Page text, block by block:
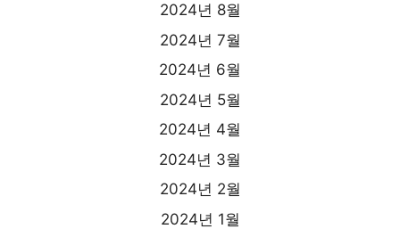
2024년 8월
2024년 7월
2024년 6월
2024년 5월
2024년 4월
2024년 3월
2024년 2월
2024년 1월